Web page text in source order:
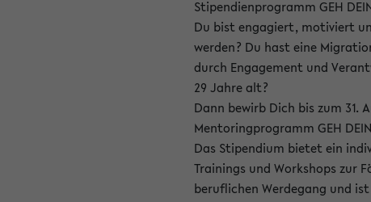
Stipendienprogramm GEH
Du bist engagiert, motiviert
werden? Du hast eine
durch Engagement und
29 Jahre alt?
Dann bewirb Dich bis zum 31.
Mentoringprogramm GEH
Das Stipendium bietet ein
Trainings und Workshops zur
beruflichen Werdegang und